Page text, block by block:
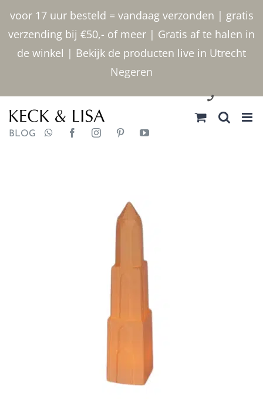
voor 17 uur besteld = vandaag verzonden | gratis
verzending bij €50,- of meer | Gratis af te halen in
de winkel | Bekijk de producten live in Utrecht
Negeren
inhoud
030 2400000
BLOG